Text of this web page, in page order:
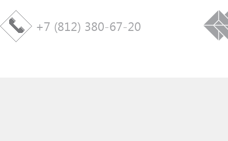
+7 (812) 380-67-20